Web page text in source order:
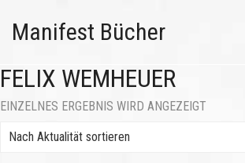
Manifest Bücher
FELIX WEMHEUER
EINZELNES ERGEBNIS WIRD ANGEZEIGT
Nach Aktualität sortieren